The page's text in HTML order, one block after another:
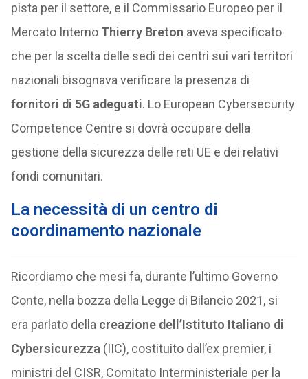
pista per il settore, e il Commissario Europeo per il
Mercato Interno Thierry Breton aveva specificato
che per la scelta delle sedi dei centri sui vari territori
nazionali bisognava verificare la presenza di
fornitori di 5G adeguati. Lo European Cybersecurity
Competence Centre si dovrà occupare della
gestione della sicurezza delle reti UE e dei relativi
fondi comunitari.
La necessità di un centro di
coordinamento nazionale
Ricordiamo che mesi fa, durante l’ultimo Governo
Conte, nella bozza della Legge di Bilancio 2021, si
era parlato della creazione dell’Istituto Italiano di
Cybersicurezza (IIC), costituito dall’ex premier, i
ministri del CISR, Comitato Interministeriale per la